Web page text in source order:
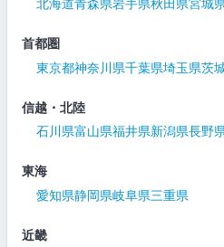
北海道青森県岩手県秋田県宮城
首都圏
東京都神奈川県千葉県埼玉県茨
信越・北陸
石川県富山県福井県新潟県長野
東海
愛知県静岡県岐阜県三重県
近畿